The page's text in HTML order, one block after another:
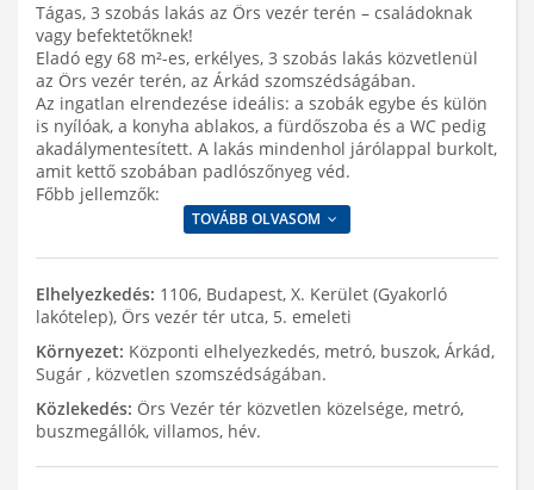
Tágas, 3 szobás lakás az Örs vezér terén – családoknak
vagy befektetőknek!
Eladó egy 68 m²-es, erkélyes, 3 szobás lakás közvetlenül
az Örs vezér terén, az Árkád szomszédságában.
Az ingatlan elrendezése ideális: a szobák egybe és külön
is nyílóak, a konyha ablakos, a fürdőszoba és a WC pedig
akadálymentesített. A lakás mindenhol járólappal burkolt,
amit kettő szobában padlószőnyeg véd.
Főbb jellemzők:
TOVÁBB OLVASOM
Elhelyezkedés: 1106, Budapest, X. Kerület (Gyakorló
lakótelep), Örs vezér tér utca, 5. emeleti
Környezet: Központi elhelyezkedés, metró, buszok, Árkád,
Sugár , közvetlen szomszédságában.
Közlekedés: Örs Vezér tér közvetlen közelsége, metró,
buszmegállók, villamos, hév.